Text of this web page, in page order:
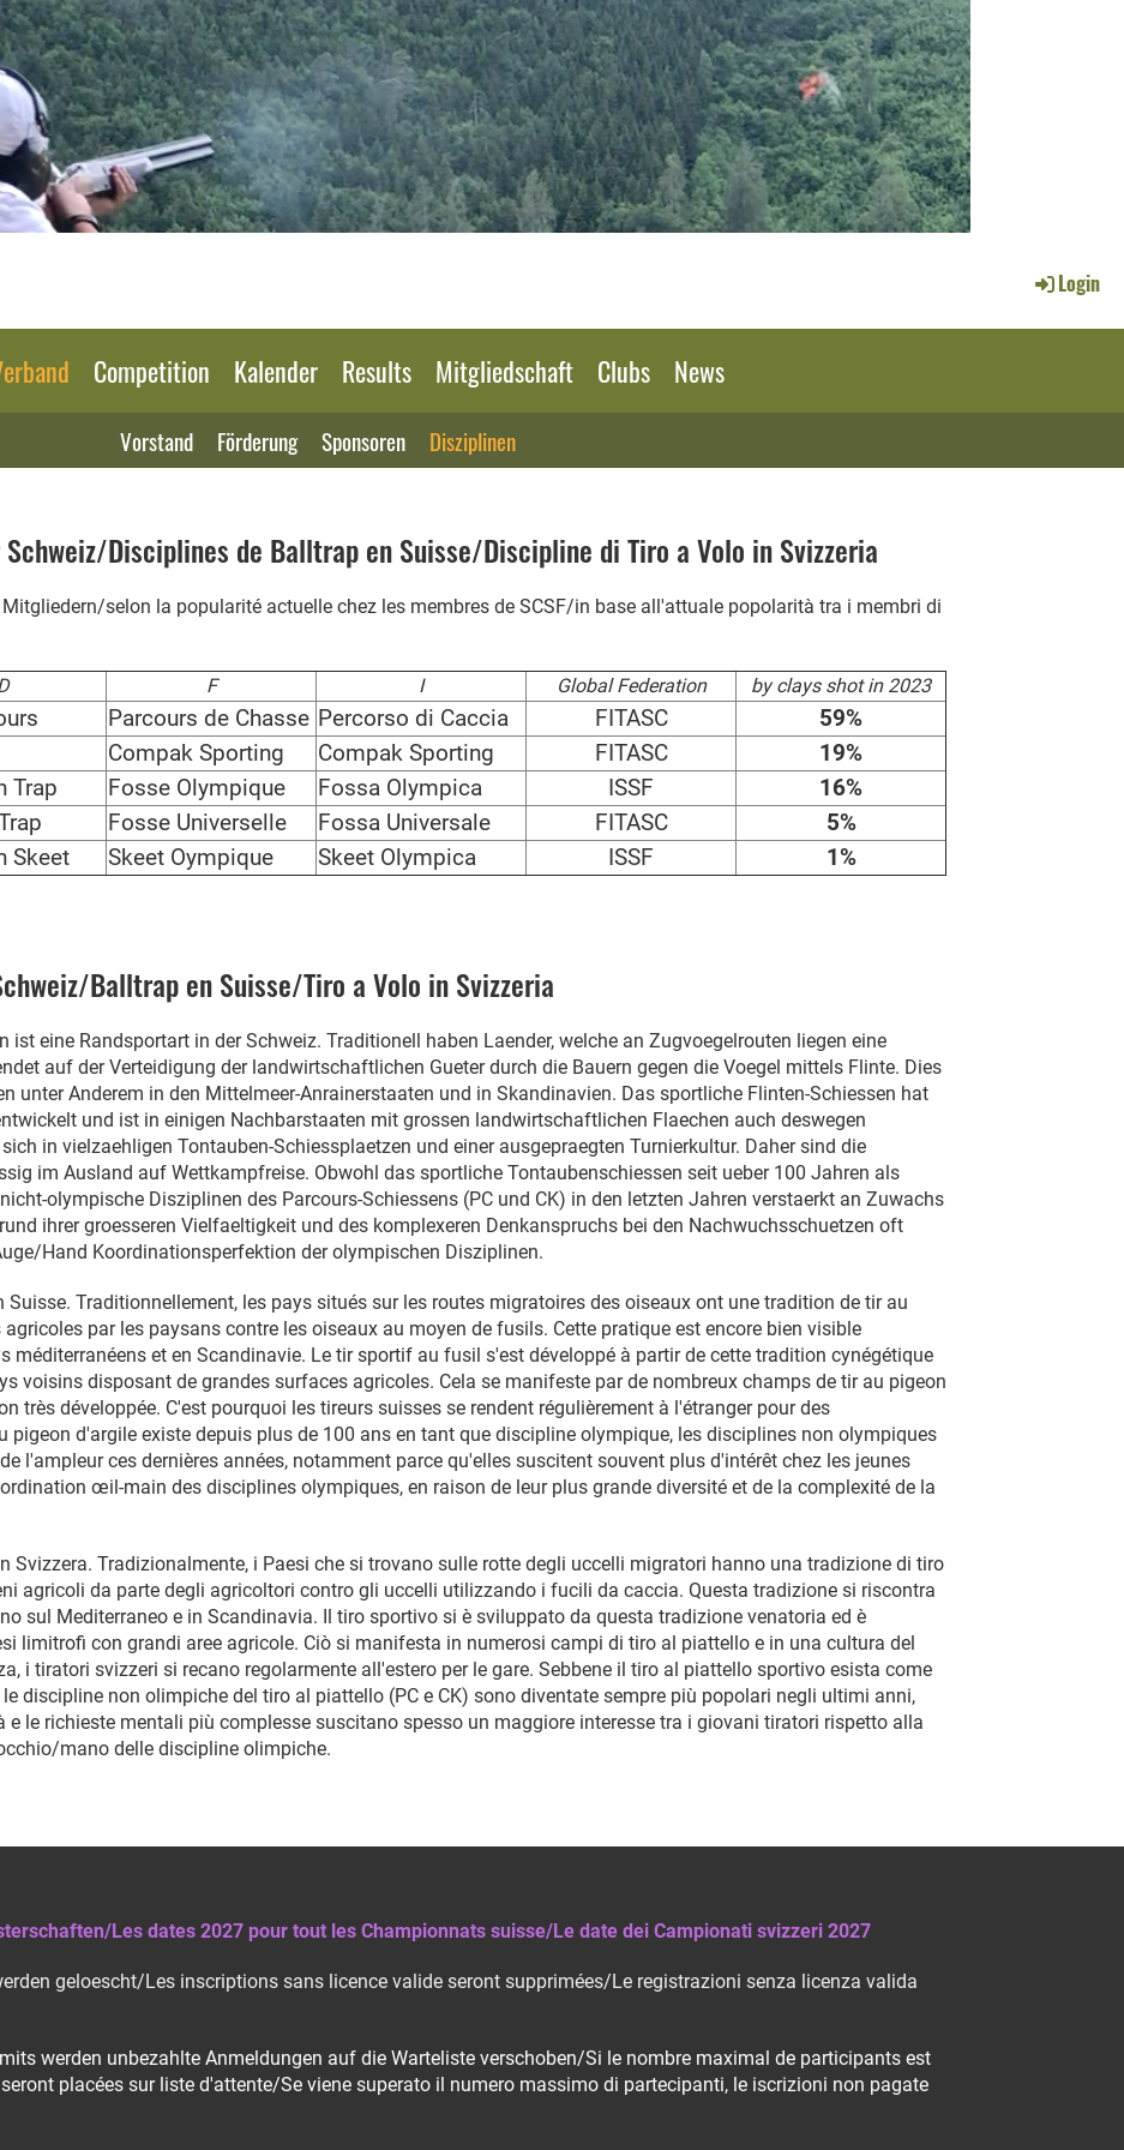
Login
Competition Kalender Results Mitgliedschaft Clubs News
Vorstand Förderung Sponsoren Disziplinen
Disciplines de Balltrap en Suisse/Discipline di Tiro a Volo in Svizzeria
selon la popularité actuelle chez les membres de SCSF/in base all'attuale popolarità tra i membri di
F I Global Federation by clays shot in 2023
Parcours de Chasse Percorso di Caccia FITASC
59%
Compak Sporting Compak Sporting FITASC
19%
Trap Fosse Olympique Fossa Olympica ISSF
16%
Fosse Universelle Fossa Universale FITASC
5%
Skeet Skeet Oympique Skeet Olympica ISSF 1%
Balltrap en Suisse/Tiro a Volo in Svizzeria
ist eine Randsportart in der Schweiz. Traditionell haben Laender, welche an Zugvoegelrouten liegen eine
auf der Verteidigung der landwirtschaftlichen Gueter durch die Bauern gegen die Voegel mittels Flinte. Dies
unter Anderem in den Mittelmeer-Anrainerstaaten und in Skandinavien. Das sportliche Flinten-Schiessen hat
und ist in einigen Nachbarstaaten mit grossen landwirtschaftlichen Flaechen auch deswegen
in vielzaehligen Tontauben-Schiessplaetzen und einer ausgepraegten Turnierkultur. Daher sind die
im Ausland auf Wettkampfreise. Obwohl das sportliche Tontaubenschiessen seit ueber 100 Jahren als
olympische Disziplinen des Parcours-Schiessens (PC und CK) in den letzten Jahren verstaerkt an Zuwachs
ihrer groesseren Vielfaeltigkeit und des komplexeren Denkanspruchs bei den Nachwuchsschuetzen oft
Hand Koordinationsperfektion der olympischen Disziplinen.
Traditionnellement, les pays situés sur les routes migratoires des oiseaux ont une tradition de tir au
par les paysans contre les oiseaux au moyen de fusils. Cette pratique est encore bien visible
méditerranéens et en Scandinavie. Le tir sportif au fusil s'est développé à partir de cette tradition cynégétique
voisins disposant de grandes surfaces agricoles. Cela se manifeste par de nombreux champs de tir au pigeon
très développée. C'est pourquoi les tireurs suisses se rendent régulièrement à l'étranger pour des
pigeon d'argile existe depuis plus de 100 ans en tant que discipline olympique, les disciplines non olympiques
l'ampleur ces dernières années, notamment parce qu'elles suscitent souvent plus d'intérêt chez les jeunes
œil-main des disciplines olympiques, en raison de leur plus grande diversité et de la complexité de la
Svizzera. Tradizionalmente, i Paesi che si trovano sulle rotte degli uccelli migratori hanno una tradizione di tiro
agricoli da parte degli agricoltori contro gli uccelli utilizzando i fucili da caccia. Questa tradizione si riscontra
sul Mediterraneo e in Scandinavia. Il tiro sportivo si è sviluppato da questa tradizione venatoria ed è
limitrofi con grandi aree agricole. Ciò si manifesta in numerosi campi di tiro al piattello e in una cultura del
i tiratori svizzeri si recano regolarmente all'estero per le gare. Sebbene il tiro al piattello sportivo esista come
discipline non olimpiche del tiro al piattello (PC e CK) sono diventate sempre più popolari negli ultimi anni,
e le richieste mentali più complesse suscitano spesso un maggiore interesse tra i giovani tiratori rispetto alla
mano delle discipline olimpiche.
Les dates 2027 pour tout les Championnats suisse/Le date dei Campionati svizzeri 2027
geloescht/Les inscriptions sans licence valide seront supprimées/Le registrazioni senza licenza valida
werden unbezahlte Anmeldungen auf die Warteliste verschoben/Si le nombre maximal de participants est
placées sur liste d'attente/Se viene superato il numero massimo di partecipanti, le iscrizioni non pagate